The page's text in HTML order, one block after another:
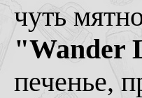
чуть
"Wander
печенье,